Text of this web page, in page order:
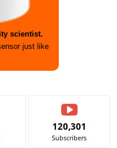
scientist.
just like
120,301
Subscribers